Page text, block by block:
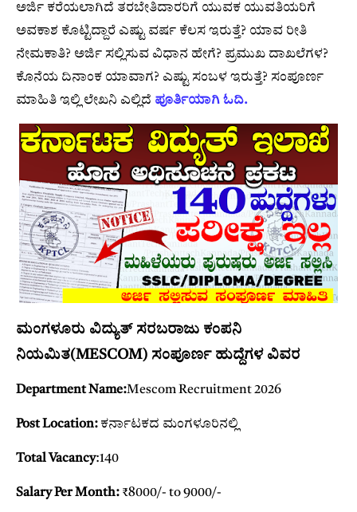
ಅರ್ಜಿ ಕರೆಯಲಾಗಿದೆ ತರಬೇತಿದಾರರಿಗೆ ಯುವಕ ಯುವತಿಯರಿಗೆ
ಅವಕಾಶ ಕೊಟ್ಟಿದ್ದಾರೆ ಎಷ್ಟು ವರ್ಷ ಕೆಲಸ ಇರುತ್ತೆ? ಯಾವ ರೀತಿ
ನೇಮಕಾತಿ? ಅರ್ಜಿ ಸಲ್ಲಿಸುವ ವಿಧಾನ ಹೇಗೆ? ಪ್ರಮುಖ ದಾಖಲೆಗಳ?
ಕೊನೆಯ ದಿನಾಂಕ ಯಾವಾಗ? ಎಷ್ಟು ಸಂಬಳ ಇರುತ್ತೆ? ಸಂಪೂರ್ಣ
ಮಾಹಿತಿ ಇಲ್ಲಿ ಲೇಖನಿ ಎಲ್ಲಿದೆ ಪೂರ್ತಿಯಾಗಿ ಓದಿ.
ಮಂಗಳೂರು ವಿದ್ಯುತ್ ಸರಬರಾಜು ಕಂಪನಿ
ನಿಯಮಿತ(MESCOM) ಸಂಪೂರ್ಣ ಹುದ್ದೆಗಳ ವಿವರ
Department Name:Mescom Recruitment 2026
Post Location: ಕರ್ನಾಟಕದ ಮಂಗಳೂರಿನಲ್ಲಿ
Total Vacancy:140
Salary Per Month: ₹8000/- to 9000/-